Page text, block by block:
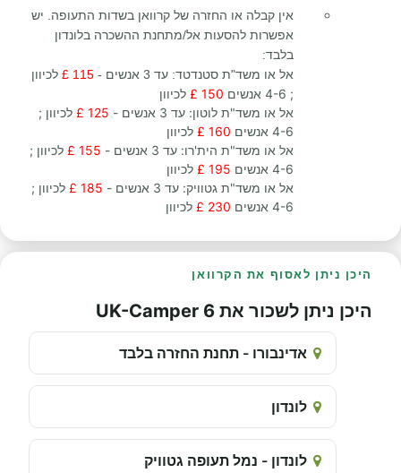
אין קבלה או החזרה של קרוואן בשדות התעופה. יש
אפשרות להסעות אל/מתחנת ההשכרה בלונדון
בלבד:
אל או משד"ת סטנדטד: עד 3 אנשים -
115 £
לכיוון
; 4-6 אנשים
150 £
לכיוון
אל או משד"ת לוטון: עד 3 אנשים -
125 £
לכיוון ;
4-6 אנשים
160 £
לכיוון
אל או משד"ת הית'רו: עד 3 אנשים -
155 £
לכיוון ;
4-6 אנשים
195 £
לכיוון
אל או משד"ת גטוויק: עד 3 אנשים -
185 £
לכיוון ;
4-6 אנשים
230 £ לכיוון
היכן ניתן לאסוף את הקרוואן
היכן ניתן לשכור את UK-Camper 6
אדינבורו - תחנת החזרה בלבד
לונדון
לונדון - נמל תעופה גטוויק